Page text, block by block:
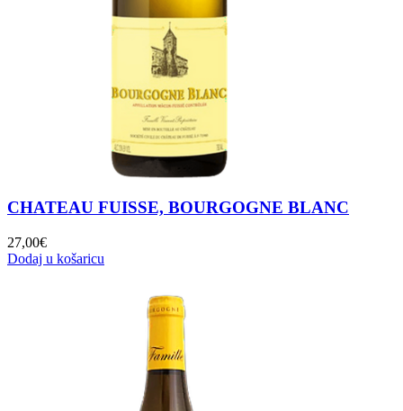
CHATEAU FUISSE, BOURGOGNE BLANC
27,00€
Dodaj u košaricu